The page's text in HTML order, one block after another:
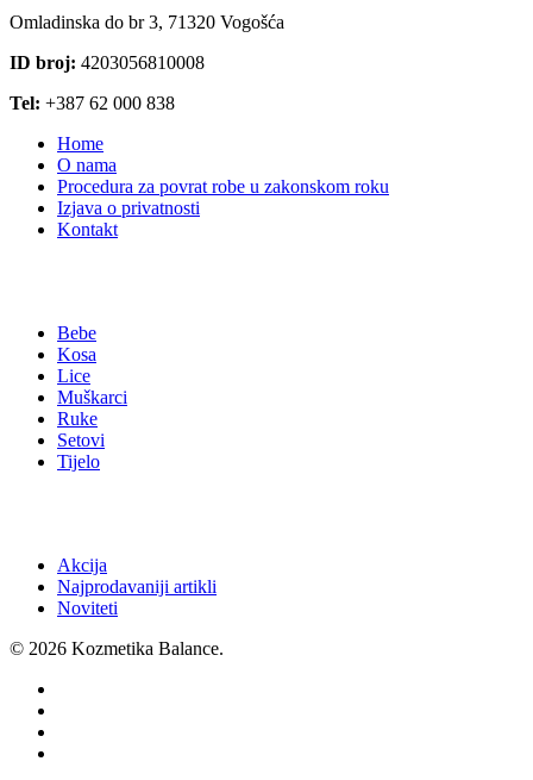
Omladinska do br 3, 71320 Vogošća
ID broj: 4203056810008
Tel: +387 62 000 838
Home
O nama
Procedura za povrat robe u zakonskom roku
Izjava o privatnosti
Kontakt
Bebe
Kosa
Lice
Muškarci
Ruke
Setovi
Tijelo
Akcija
Najprodavaniji artikli
Noviteti
© 2026 Kozmetika Balance.